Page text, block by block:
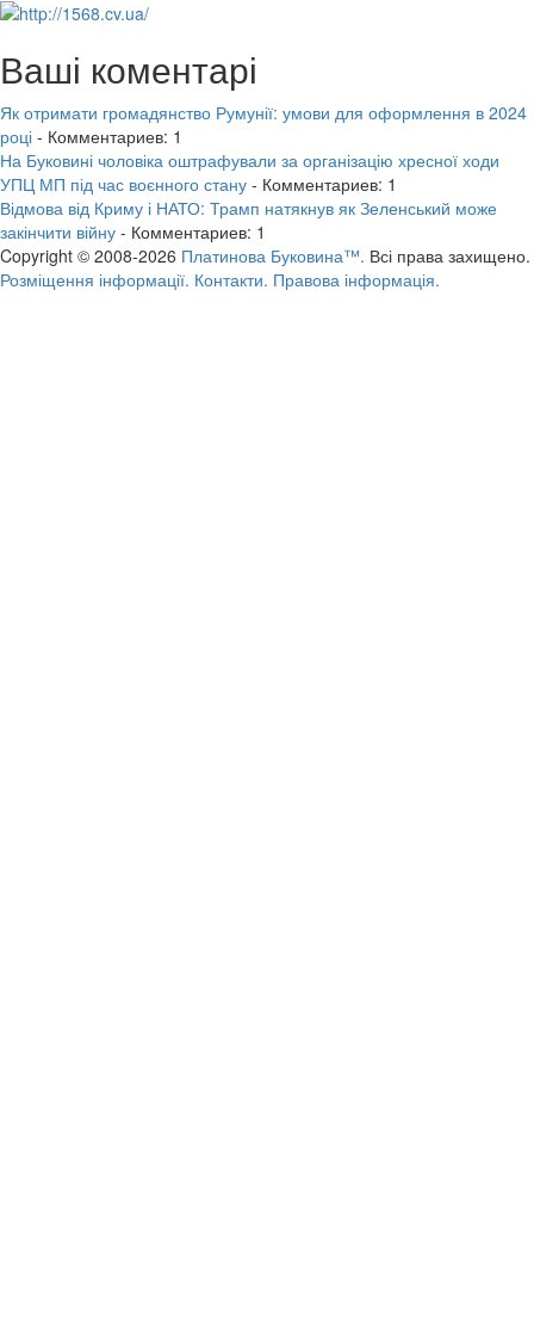
Ваші коментарі
Як отримати громадянство Румунії: умови для оформлення в 2024
році - Комментариев: 1
На Буковині чоловіка оштрафували за організацію хресної ходи
УПЦ МП під час воєнного стану - Комментариев: 1
Відмова від Криму і НАТО: Трамп натякнув як Зеленський може
закінчити війну - Комментариев: 1
Copyright © 2008-2026 Платинова Буковина™. Всі права захищено.
Розміщення інформації. Контакти. Правова інформація.